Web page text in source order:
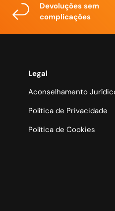
Devoluções sem
complicações
Legal
Aconselhamento
Política de Privacidade
Política de Cookies